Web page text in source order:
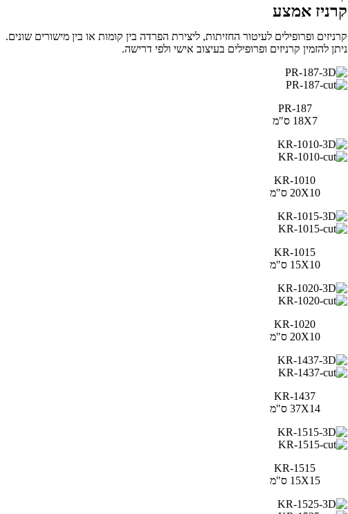
קרניז אמצע
קרניזים ופרופילים לעיטור החזיתות, ליצירת הפרדה בין קומות או בין מישורים שונים.
ניתן להזמין קרניזים ופרופילים בעיצוב אישי ולפי דרישה.
PR-187
18X7 ס"מ
KR-1010
20X10 ס"מ
KR-1015
15X10 ס"מ
KR-1020
20X10 ס"מ
KR-1437
37X14 ס"מ
KR-1515
15X15 ס"מ